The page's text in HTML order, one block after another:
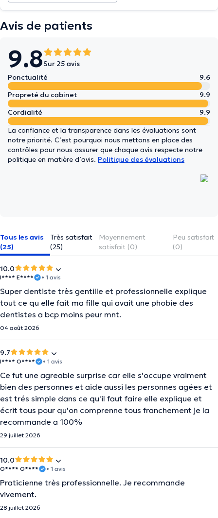
Avis de patients
9.8Sur 25 avis
Ponctualité
9.6
Propreté du cabinet
9.9
Cordialité
9.9
La confiance et la transparence dans les évaluations sont
notre priorité. C’est pourquoi nous mettons en place des
contrôles pour nous assurer que chaque avis respecte notre
politique en matière d’avis. Politique des évaluations
Tous les avis
(25)
Très satisfait
(25)
Moyennement
satisfait (0)
Peu satisfait
(0)
10.0
I**** E**** • 1 avis
Super dentiste très gentille et professionnelle explique
tout ce qu elle fait ma fille qui avait une phobie des
dentistes a bcp moins peur mnt.
04 août 2026
9.7
I**** O**** • 1 avis
Ce fut une agreable surprise car elle s'occupe vraiment
bien des personnes et aide aussi les personnes agées et
est trés simple dans ce qu'il faut faire elle explique et
écrit tous pour qu'on comprenne tous franchement je la
recommande a 100%
29 juillet 2026
10.0
O**** O**** • 1 avis
Praticienne très professionnelle. Je recommande
vivement.
28 juillet 2026